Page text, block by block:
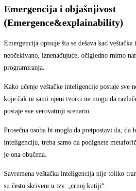
Emergencija i objašnjivost
(Emergence&explainability)
Emergencija opisuje šta se dešava kad
neočekivano, iznenađujuće, očigledno mimo
programiranja.
Kako učenje veštačke inteligencije postaje sve
koje čak ni sami njeni tvorci ne mogu da
postaje sve verovatniji scenario.
Prosečna osoba bi mogla da pretpostavi da, da
inteligenciju, treba samo da podignete
je ona obučena.
Savremena veštačka inteligencija nije toliko
su često skriveni u tzv. „crnoj kutiji“.